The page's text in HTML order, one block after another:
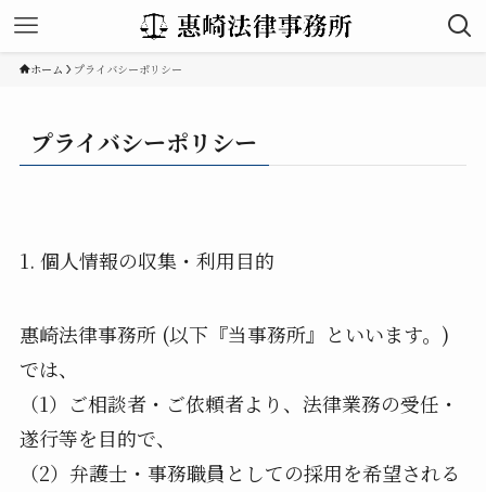
ホーム プライバシーポリシー
プライバシーポリシー
1. 個人情報の収集・利用目的
惠崎法律事務所 (以下『当事務所』といいます。)
では、
（1）ご相談者・ご依頼者より、法律業務の受任・
遂行等を目的で、
（2）弁護士・事務職員としての採用を希望される